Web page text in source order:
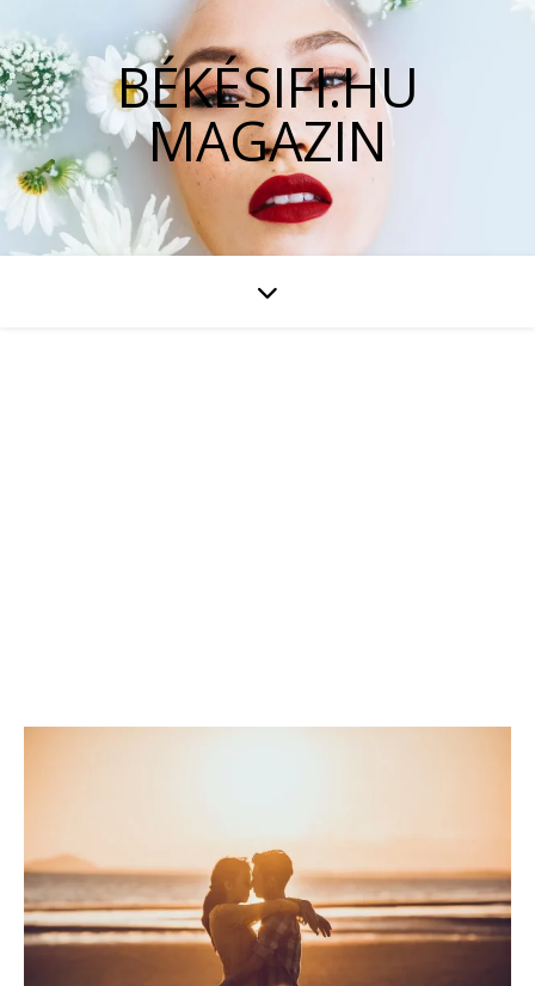
BÉKÉSIFI.HU
MAGAZIN